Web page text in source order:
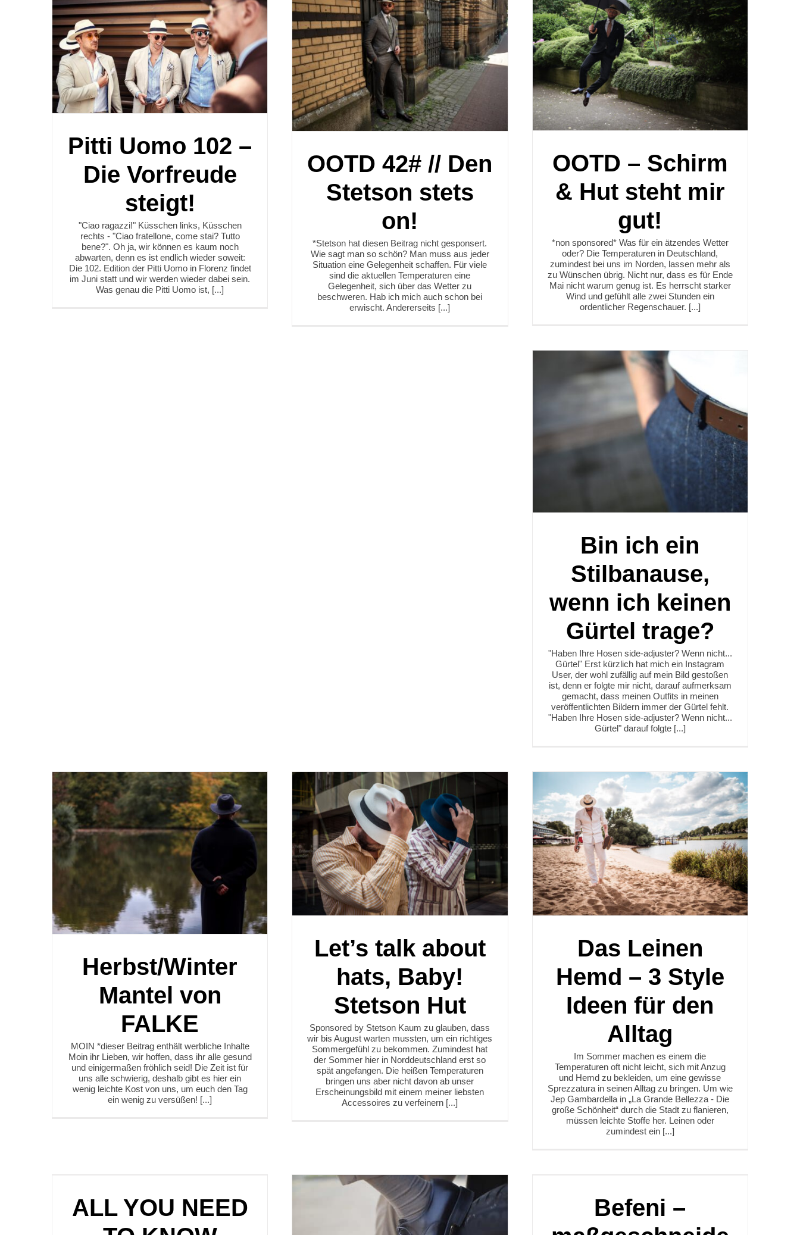
Pitti Uomo 102 –
Die Vorfreude
steigt!
"Ciao ragazzi!" Küsschen links, Küsschen
rechts - "Ciao fratellone, come stai? Tutto
bene?". Oh ja, wir können es kaum noch
abwarten, denn es ist endlich wieder soweit:
Die 102. Edition der Pitti Uomo in Florenz findet
im Juni statt und wir werden wieder dabei sein.
Was genau die Pitti Uomo ist, [...]
OOTD 42# // Den
Stetson stets
on!
*Stetson hat diesen Beitrag nicht gesponsert.
Wie sagt man so schön? Man muss aus jeder
Situation eine Gelegenheit schaffen. Für viele
sind die aktuellen Temperaturen eine
Gelegenheit, sich über das Wetter zu
beschweren. Hab ich mich auch schon bei
erwischt. Andererseits [...]
OOTD – Schirm
& Hut steht mir
gut!
*non sponsored* Was für ein ätzendes Wetter
oder? Die Temperaturen in Deutschland,
zumindest bei uns im Norden, lassen mehr als
zu Wünschen übrig. Nicht nur, dass es für Ende
Mai nicht warum genug ist. Es herrscht starker
Wind und gefühlt alle zwei Stunden ein
ordentlicher Regenschauer. [...]
Bin ich ein
Stilbanause,
wenn ich keinen
Gürtel trage?
"Haben Ihre Hosen side-adjuster? Wenn nicht...
Gürtel" Erst kürzlich hat mich ein Instagram
User, der wohl zufällig auf mein Bild gestoßen
ist, denn er folgte mir nicht, darauf aufmerksam
gemacht, dass meinen Outfits in meinen
veröffentlichten Bildern immer der Gürtel fehlt.
"Haben Ihre Hosen side-adjuster? Wenn nicht...
Gürtel" darauf folgte [...]
Herbst/Winter
Mantel von
FALKE
MOIN *dieser Beitrag enthält werbliche Inhalte
Moin ihr Lieben, wir hoffen, dass ihr alle gesund
und einigermaßen fröhlich seid! Die Zeit ist für
uns alle schwierig, deshalb gibt es hier ein
wenig leichte Kost von uns, um euch den Tag
ein wenig zu versüßen! [...]
Let’s talk about
hats, Baby!
Stetson Hut
Sponsored by Stetson Kaum zu glauben, dass
wir bis August warten mussten, um ein richtiges
Sommergefühl zu bekommen. Zumindest hat
der Sommer hier in Norddeutschland erst so
spät angefangen. Die heißen Temperaturen
bringen uns aber nicht davon ab unser
Erscheinungsbild mit einem meiner liebsten
Accessoires zu verfeinern [...]
Das Leinen
Hemd – 3 Style
Ideen für den
Alltag
Im Sommer machen es einem die
Temperaturen oft nicht leicht, sich mit Anzug
und Hemd zu bekleiden, um eine gewisse
Sprezzatura in seinen Alltag zu bringen. Um wie
Jep Gambardella in „La Grande Bellezza - Die
große Schönheit“ durch die Stadt zu flanieren,
müssen leichte Stoffe her. Leinen oder
zumindest ein [...]
ALL YOU NEED
Befeni –